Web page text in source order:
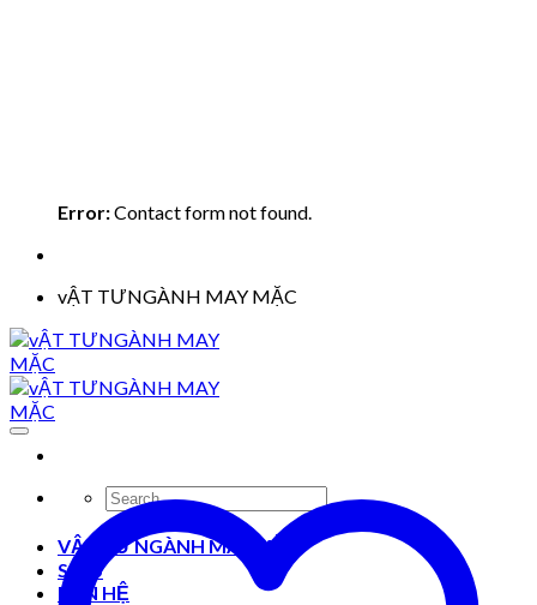
Error:Contact form not found.
vẬT TƯNGÀNH MAY MẶC
Search
for:
VẬT TƯ NGÀNH MAY MẶC
Shop
LIÊN HỆ